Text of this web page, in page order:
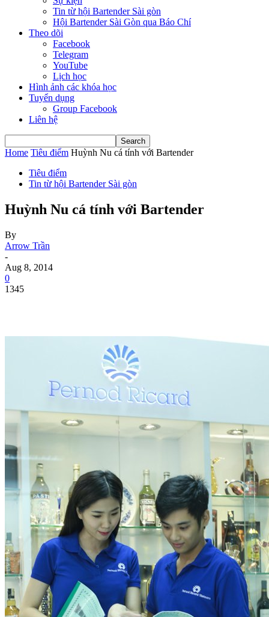
Tin từ hội Bartender Sài gòn
Hội Bartender Sài Gòn qua Báo Chí
Theo dõi
Facebook
Telegram
YouTube
Lịch học
Hình ảnh các khóa học
Tuyển dụng
Group Facebook
Liên hệ
Home Tiêu điểm Huỳnh Nu cá tính với Bartender
Tiêu điểm
Tin từ hội Bartender Sài gòn
Huỳnh Nu cá tính với Bartender
By
Arrow Trần
-
Aug 8, 2014
0
1345